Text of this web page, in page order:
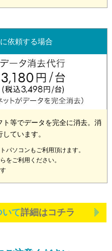
依頼する場合
等でデータを完全に消去。消
ています。
パソコンもご利用頂けます。
をご利用ください。
いて詳細はコチラ